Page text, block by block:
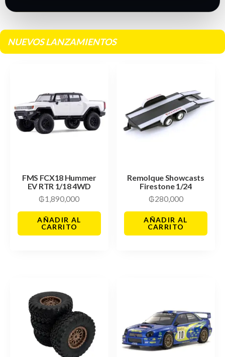
NUEVOS LANZAMIENTOS
FMS FCX18 Hummer
EV RTR 1/18 4WD
₲1,890,000
AÑADIR AL
CARRITO
Remolque Showcasts
Firestone 1/24
₲280,000
AÑADIR AL
CARRITO